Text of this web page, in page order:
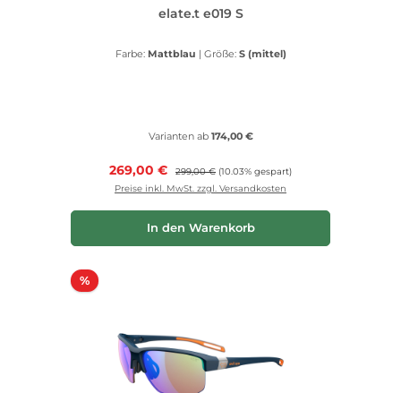
elate.t e019 S
Farbe: Mattblau | Größe: S (mittel)
Varianten ab174,00 €
Verkaufspreis:
269,00 € Regulärer Preis:
299,00 € (10.03% gespart)
Preise inkl. MwSt. zzgl. Versandkosten
In den Warenkorb
%Rabatt